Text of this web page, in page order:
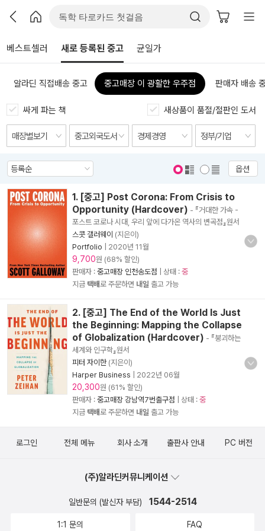
베스트셀러 새로 등록된 중고 균일가
알라딘 직접배송 중고 중고매장 이 광활한 우주점 판매자 배송
싸게 파는 책 새상품이 품절/절판인 도서
옵션
1. [중고] Post Corona: From Crisis to
Opportunity (Hardcover) - 『거대한 가속 -
포스트 코로나 시대, 우리 앞에 다가온 역사의 변곡점』원서
스콧 갤러웨이 (지은이)
Portfolio
2020년 11월
9,700원 (68% 할인)
판매자 : 중고매장 인천송도점 | 상태 : 중
지금 택배로 주문하면 내일 출고 가능
2. [중고] The End of the World Is Just
the Beginning: Mapping the Collapse
of Globalization (Hardcover) - 『붕괴하는
세계와 인구학』원서
피터 자이한(지은이)
Harper Business
2022년 06월
20,300원 (61% 할인)
판매자 : 중고매장 강남역7번출구점 | 상태 : 중
지금 택배로 주문하면 내일 출고 가능
로그인 전체 메뉴 회사 소개 출판사 안내 PC 버전
(주)알라딘커뮤니케이션
일반문의 (발신자 부담) 1544-2514
1:1 문의 FAQ